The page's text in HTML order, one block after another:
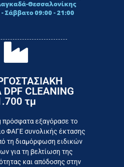
Θεσσαλονίκης
Σάββατο 09:00 - 21:00
CLEANING
τμ
πρόσφατα εξαγόρασε το
ΦΑΓΕ συνολικής έκτασης
τη διαμόρφωση ειδικών
για τη βελτίωση της
και απόδοσης στην
καθημερινά για
του τελικού